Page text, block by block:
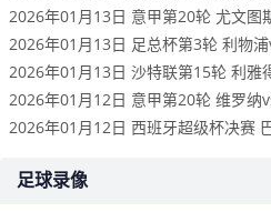
2026年01月13日 意甲第20轮 尤文图
2026年01月13日 足总杯第3轮 利物
2026年01月13日 沙特联第15轮 利雅
2026年01月12日 意甲第20轮 维罗纳
2026年01月12日 西班牙超级杯决赛
足球录像